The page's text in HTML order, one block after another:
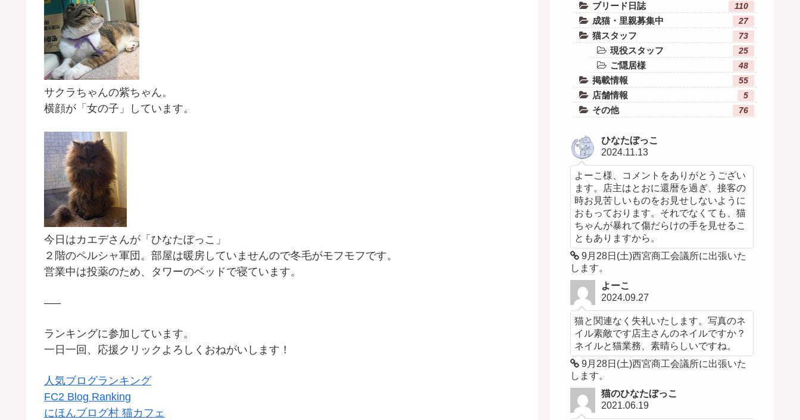
サクラちゃんの紫ちゃん。
横顔が「女の子」しています。
今日はカエデさんが「ひなたぼっこ」
２階のペルシャ軍団。部屋は暖房していませんので冬毛がモフモフです。
営業中は投薬のため、タワーのベッドで寝ています。
—–
ランキングに参加しています。
一日一回、応援クリックよろしくおねがいします！
人気ブログランキング
FC2 Blog Ranking
にほんブログ村 猫カフェ
ブリード日誌 110
成猫・里親募集中 27
猫スタッフ 73
現役スタッフ 25
ご隠居様 48
掲載情報 55
店舗情報 5
その他 76
ひなたぼっこ
2024.11.13
よーこ様、コメントをありがとうござい
ます。店主はとおに還暦を過ぎ、接客の
時お見苦しいものをお見せしないように
おもっております。それでなくても、猫
ちゃんが暴れて傷だらけの手を見せるこ
ともありますから。
9月28日(土)西宮商工会議所に出張いた
します。
よーこ
2024.09.27
猫と関連なく失礼いたします。写真のネ
イル素敵です店主さんのネイルですか？
ネイルと猫業務、素晴らしいですね。
9月28日(土)西宮商工会議所に出張いた
します。
猫のひなたぼっこ
2021.06.19